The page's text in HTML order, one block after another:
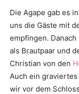
Die Agape gab es
uns die Gäste mit
empfingen.
als Brautpaar und
Christian von den
Auch ein
wir vor dem